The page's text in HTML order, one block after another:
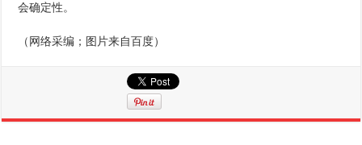
会确定性。
（网络采编；图片来自百度）